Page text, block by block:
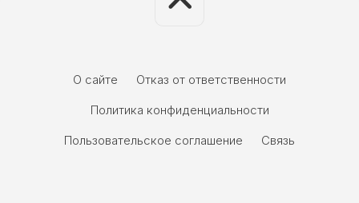
О сайте
Отказ от ответственности
Политика конфиденциальности
Пользовательское соглашение
Связь